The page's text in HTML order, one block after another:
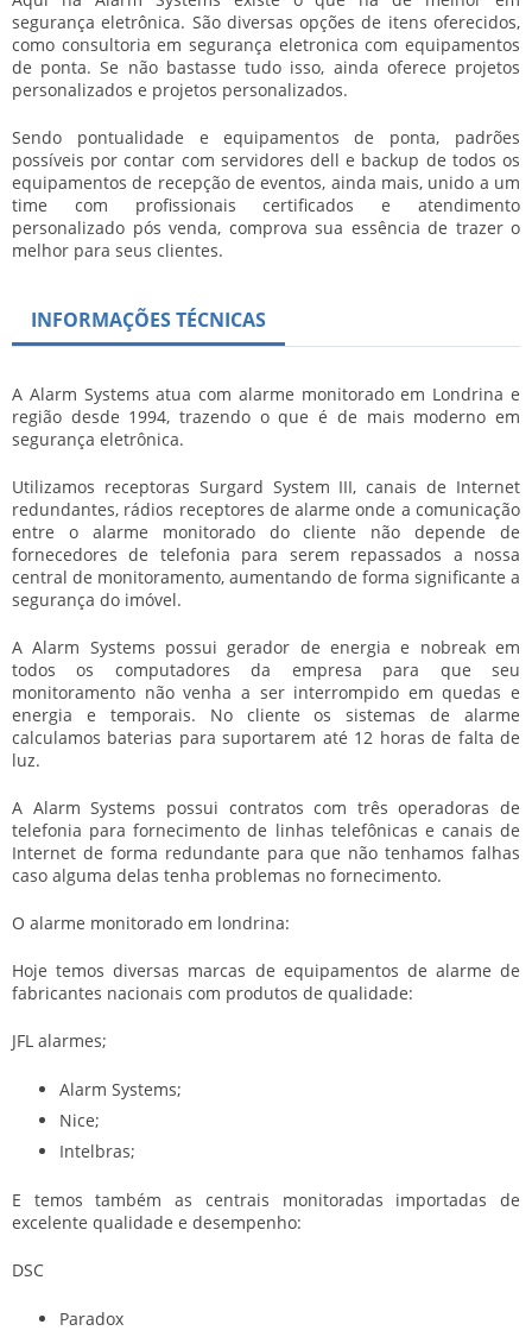
segurança eletrônica. São diversas opções de itens oferecidos,
como consultoria em segurança eletronica com equipamentos
de ponta. Se não bastasse tudo isso, ainda oferece projetos
personalizados e projetos personalizados.
Sendo pontualidade e equipamentos de ponta, padrões
possíveis por contar com servidores dell e backup de todos os
equipamentos de recepção de eventos, ainda mais, unido a um
time com profissionais certificados e atendimento
personalizado pós venda, comprova sua essência de trazer o
melhor para seus clientes.
INFORMAÇÕES TÉCNICAS
A Alarm Systems atua com alarme monitorado em Londrina e
região desde 1994, trazendo o que é de mais moderno em
segurança eletrônica.
Utilizamos receptoras Surgard System III, canais de Internet
redundantes, rádios receptores de alarme onde a comunicação
entre o alarme monitorado do cliente não depende de
fornecedores de telefonia para serem repassados a nossa
central de monitoramento, aumentando de forma significante a
segurança do imóvel.
A Alarm Systems possui gerador de energia e nobreak em
todos os computadores da empresa para que seu
monitoramento não venha a ser interrompido em quedas e
energia e temporais. No cliente os sistemas de alarme
calculamos baterias para suportarem até 12 horas de falta de
luz.
A Alarm Systems possui contratos com três operadoras de
telefonia para fornecimento de linhas telefônicas e canais de
Internet de forma redundante para que não tenhamos falhas
caso alguma delas tenha problemas no fornecimento.
O alarme monitorado em londrina:
Hoje temos diversas marcas de equipamentos de alarme de
fabricantes nacionais com produtos de qualidade:
JFL alarmes;
Alarm Systems;
Nice;
Intelbras;
E temos também as centrais monitoradas importadas de
excelente qualidade e desempenho:
DSC
Paradox